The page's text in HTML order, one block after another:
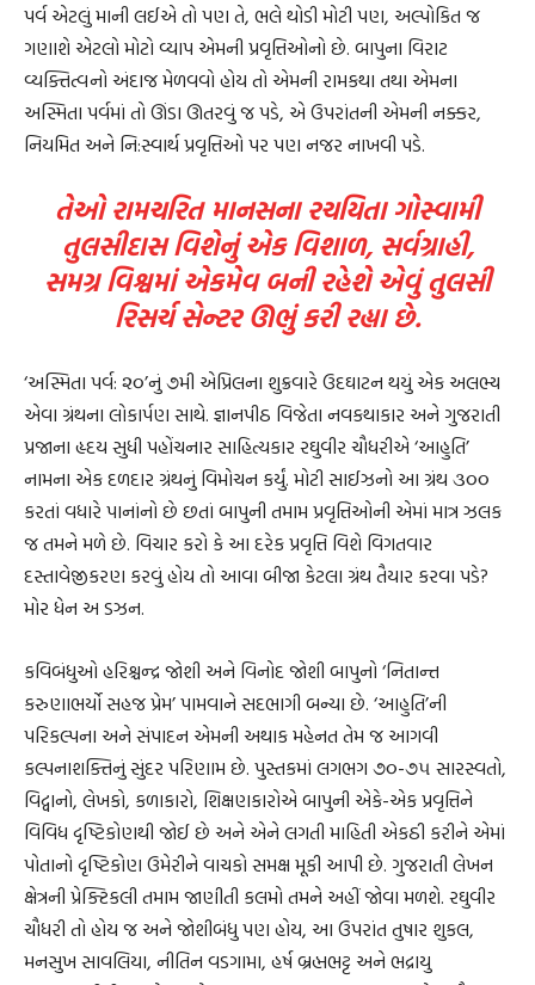
પર્વ એટલું માની લઈએ તો પણ તે, ભલે થોડી મોટી પણ, અલ્પોકિત જ
ગણાશે એટલો મોટો વ્યાપ એમની પ્રવૃત્તિઓનો છે. બાપુના વિરાટ
વ્યક્તિત્વનો અંદાજ મેળવવો હોય તો એમની રામકથા તથા એમના
અસ્મિતા પર્વમાં તો ઊંડા ઊતરવું જ પડે, એ ઉપરાંતની એમની નક્કર,
નિયમિત અને નિ:સ્વાર્થ પ્રવૃત્તિઓ પર પણ નજર નાખવી પડે.
તેઓ રામચરિત માનસના રચયિતા ગોસ્વામી
તુલસીદાસ વિશેનું એક વિશાળ, સર્વગ્રાહી,
સમગ્ર વિશ્વમાં એકમેવ બની રહેશે એવું તુલસી
રિસર્ચ સેન્ટર ઊભું કરી રહ્યા છે.
‘અસ્મિતા પર્વ: ૨૦’નું ૭મી એપ્રિલના શુક્રવારે ઉદઘાટન થયું એક અલભ્ય
એવા ગ્રંથના લોકાર્પણ સાથે. જ્ઞાનપીઠ વિજેતા નવકથાકાર અને ગુજરાતી
પ્રજાના હૃદય સુધી પહોંચનાર સાહિત્યકાર રઘુવીર ચૌધરીએ ‘આહુતિ’
નામના એક દળદાર ગ્રંથનું વિમોચન કર્યું. મોટી સાઈઝનો આ ગ્રંથ ૩૦૦
કરતાં વધારે પાનાંનો છે છતાં બાપુની તમામ પ્રવૃત્તિઓની એમાં માત્ર ઝલક
જ તમને મળે છે. વિચાર કરો કે આ દરેક પ્રવૃત્તિ વિશે વિગતવાર
દસ્તાવેજીકરણ કરવું હોય તો આવા બીજા કેટલા ગ્રંથ તૈયાર કરવા પડે?
મોર ધેન અ ડઝન.
કવિબંધુઓ હરિશ્ચન્દ્ર જોશી અને વિનોદ જોશી બાપુનો ‘નિતાન્ત
કરુણાભર્યો સહજ પ્રેમ’ પામવાને સદભાગી બન્યા છે. ‘આહુતિ’ની
પરિકલ્પના અને સંપાદન એમની અથાક મહેનત તેમ જ આગવી
કલ્પનાશક્તિનું સુંદર પરિણામ છે. પુસ્તકમાં લગભગ ૭૦-૭૫ સારસ્વતો,
વિદ્વાનો, લેખકો, કળાકારો, શિક્ષણકારોએ બાપુની એકે-એક પ્રવૃત્તિને
વિવિધ દૃષ્ટિકોણથી જોઈ છે અને એને લગતી માહિતી એકઠી કરીને એમાં
પોતાનો દૃષ્ટિકોણ ઉમેરીને વાચકો સમક્ષ મૂકી આપી છે. ગુજરાતી લેખન
ક્ષેત્રની પ્રેક્ટિકલી તમામ જાણીતી કલમો તમને અહીં જોવા મળશે. રઘુવીર
ચૌધરી તો હોય જ અને જોશીબંધુ પણ હોય, આ ઉપરાંત તુષાર શુકલ,
મનસુખ સાવલિયા, નીતિન વડગામા, હર્ષ બ્રહ્મભટ્ટ અને ભદ્રાયુ